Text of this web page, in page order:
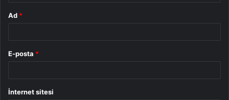
Ad *
E-posta *
İnternet sitesi